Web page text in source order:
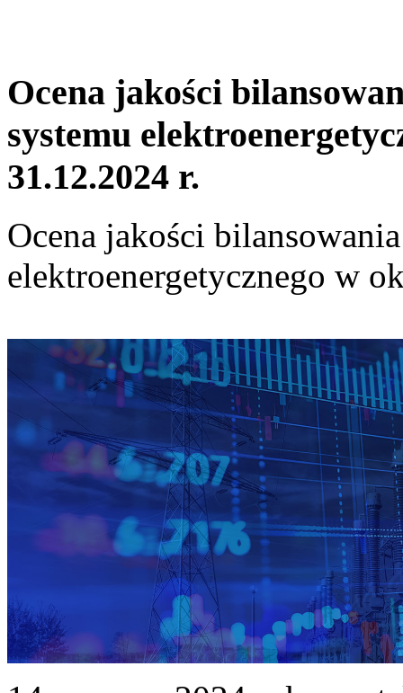
Ocena jakości
systemu
31.12.2024 r.
Ocena jakości
elektroenergetycznego w